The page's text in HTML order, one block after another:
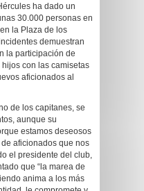
ha dado un
30.000 personas en
la Plaza de los
demuestran
la participación de
con las camisetas
aficionados al
de los capitanes, se
aunque su
estamos deseosos
aficionados que nos
el presidente del club,
que “la marea de
anima a los más